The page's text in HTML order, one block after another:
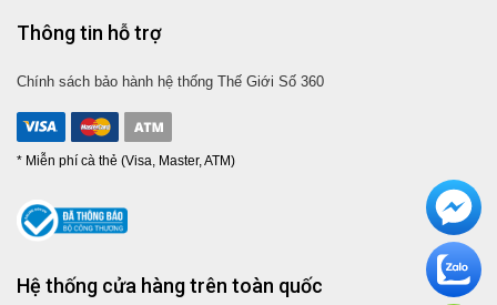
Thông tin hỗ trợ
Chính sách bảo hành hệ thống Thế Giới Số 360
* Miễn phí cà thẻ (Visa, Master, ATM)
Hệ thống cửa hàng trên toàn quốc